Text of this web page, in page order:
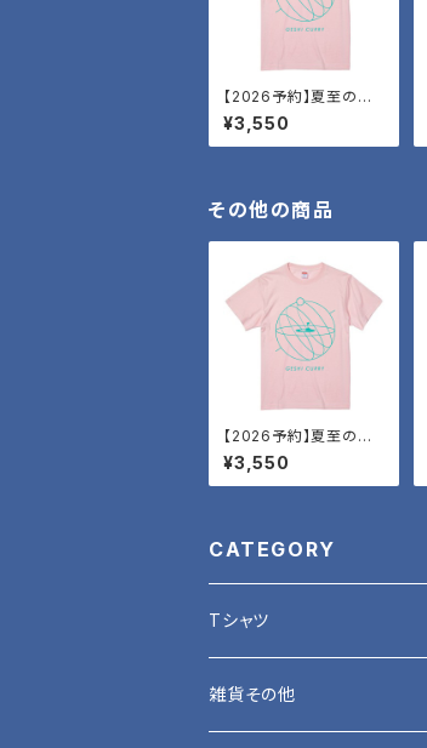
【2026予約】夏至の空
T・薄明
¥3,550
その他の商品
【2026予約】夏至の空
T・薄明
¥3,550
CATEGORY
Tシャツ
夏至力検査T
雑貨その他